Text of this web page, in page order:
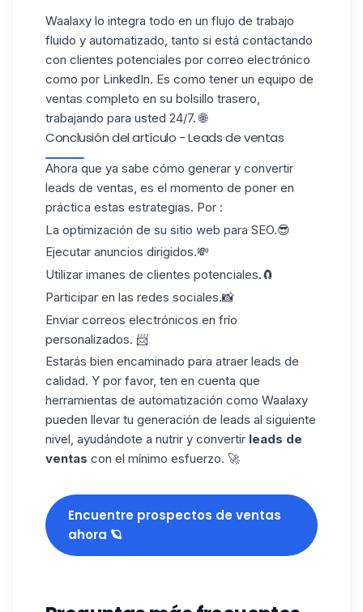
Waalaxy lo integra todo en un flujo de trabajo
fluido y automatizado, tanto si está contactando
con clientes potenciales por correo electrónico
como por LinkedIn. Es como tener un equipo de
ventas completo en su bolsillo trasero,
trabajando para usted 24/7. 🌐
Conclusión del artículo - Leads de ventas​
Ahora que ya sabe cómo generar y convertir
leads de ventas​, es el momento de poner en
práctica estas estrategias. Por :
La optimización de su sitio web para SEO.😎
Ejecutar anuncios dirigidos.💸
Utilizar imanes de clientes potenciales.🧲
Participar en las redes sociales.📸
Enviar correos electrónicos en frío
personalizados. 📨
Estarás bien encaminado para atraer leads de
calidad. Y por favor, ten en cuenta que
herramientas de automatización como Waalaxy
pueden llevar tu generación de leads al siguiente
nivel, ayudándote a nutrir y convertir leads de
ventas con el mínimo esfuerzo. 🚀
Encuentre prospectos de ventas
ahora 🪐